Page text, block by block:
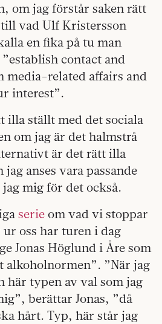
om jag förstår saken rätt
vad Ulf Kristersson
en fika på tu man
contact and
media-related affairs and
interest”.
illa ställt med det sociala
om jag är det halmstrå
är det rätt illa
anses vara passande
mig för det också.
serie om vad vi stoppar
oss har turen i dag
Jonas Höglund i Åre som
alkoholnormen”. ”När jag
här typen av val som jag
berättar Jonas, ”då
hårt. Typ, här står jag